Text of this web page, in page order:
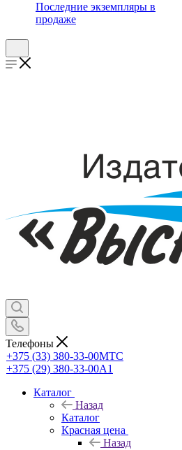
Последние экземпляры в
продаже
Телефоны
+375 (33) 380-33-00МТС
+375 (29) 380-33-00А1
Каталог
Назад
Каталог
Красная цена
Назад